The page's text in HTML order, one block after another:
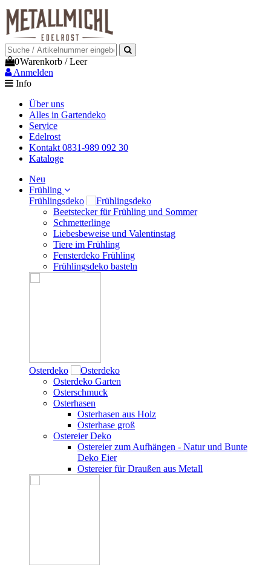
0Warenkorb /Leer
Anmelden
Info
Über uns
Alles in Gartendeko
Service
Edelrost
Kontakt 0831-989 092 30
Kataloge
Neu
Frühling
Frühlingsdeko
Beetstecker für Frühling und Sommer
Schmetterlinge
Liebesbeweise und Valentinstag
Tiere im Frühling
Fensterdeko Frühling
Frühlingsdeko basteln
Osterdeko
Osterdeko Garten
Osterschmuck
Osterhasen
Osterhasen aus Holz
Osterhase groß
Ostereier Deko
Ostereier zum Aufhängen - Natur und Bunte
Deko Eier
Ostereier für Draußen aus Metall